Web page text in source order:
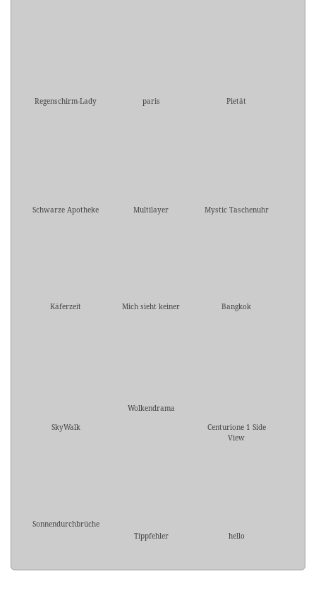
Regenschirm-Lady paris Pietät
Schwarze Apotheke Multilayer Mystic Taschenuhr
Käferzeit Mich sieht keiner Bangkok
SkyWalk
Wolkendrama
Centurione 1 Side
View
Sonnendurchbrüche
Tippfehler
hello